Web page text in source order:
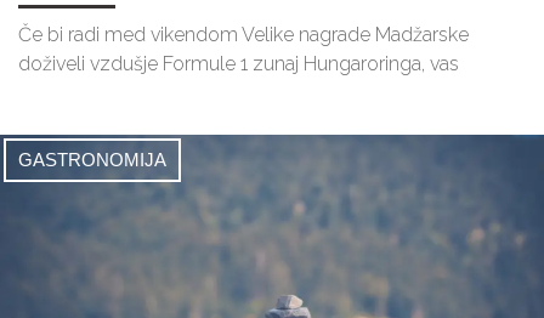
Če bi radi med vikendom Velike nagrade Madžarske
doživeli vzdušje Formule 1 zunaj Hungaroringa, vas
GASTRONOMIJA